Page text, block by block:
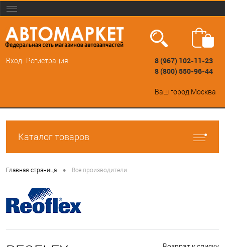
Вход Регистрация
8 (967) 102-11-23
8 (800) 550-96-44
Ваш город Москва
Каталог товаров
Главная страница • Все производители